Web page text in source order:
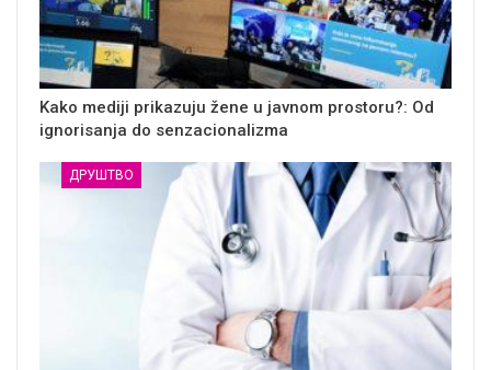
Kako mediji prikazuju žene u javnom prostoru?: Od
ignorisanja do senzacionalizma
ДРУШТВО